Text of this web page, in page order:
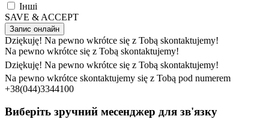
Інші
SAVE & ACCEPT
Запис онлайн
Dziękuję! Na pewno wkrótce się z Tobą skontaktujemy!
Na pewno wkrótce się z Tobą skontaktujemy!
Dziękuję! Na pewno wkrótce się z Tobą skontaktujemy!
Na pewno wkrótce skontaktujemy się z Tobą pod numerem
+38(044)3344100
Виберіть зручний месенджер для зв'язку